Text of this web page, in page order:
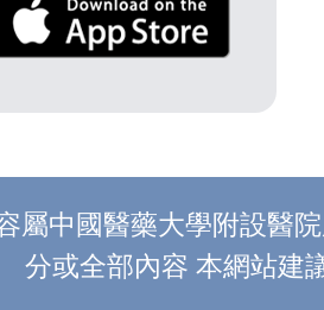
屬中國醫藥大學附設醫
分或全部內容 本網站建